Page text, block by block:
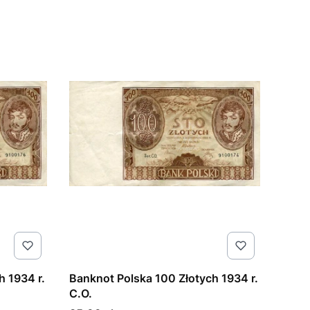
1934 r.
Banknot Polska 100 Złotych 1934 r.
C.O.